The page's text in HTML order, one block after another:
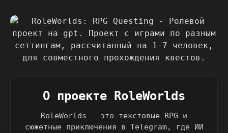
О проекте RoleWorlds
RoleWorlds — это текстовые RPG и
сюжетные приключения в Telegram, где ИИ